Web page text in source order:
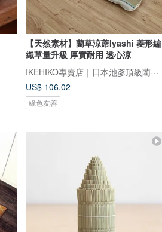
【天然素材】藺草涼蓆Iyashi 菱形編
織草量升級 厚實耐用 透心涼
IKEHIKO專賣店｜日本池彥頂級藺草製品｜讓生活與自然更靠近
US$ 106.02
綠色友善